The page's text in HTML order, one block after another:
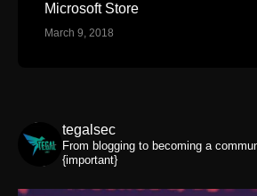
Microsoft Store
March 9, 2018
tegalsec
From blogging to becoming a
{important}